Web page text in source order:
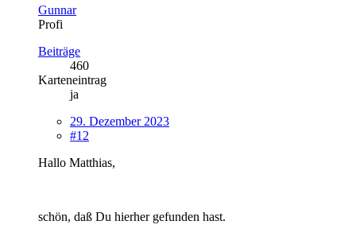
Gunnar
Profi
Beiträge
460
Karteneintrag
ja
29. Dezember 2023
#12
Hallo Matthias,
schön, daß Du hierher gefunden hast.